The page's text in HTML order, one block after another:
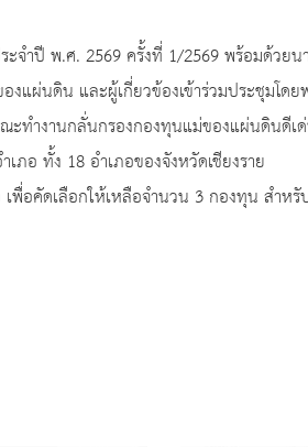
จำปี พ.ศ. 2569 ครั้งที่ 1/2569 พร้อมด้วย
ผ่นดิน และผู้เกี่ยวข้องเข้าร่วมประชุมโดย
ทำงานกลั่นกรองกองทุนแม่ของแผ่นดินดี
อ ทั้ง 18 อำเภอของจังหวัดเชียงราย
คัดเลือกให้เหลือจำนวน 3 กองทุน สำหรั